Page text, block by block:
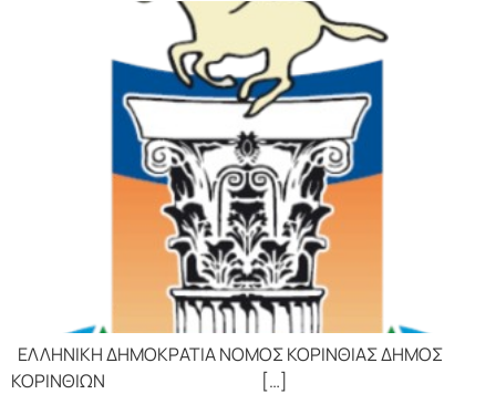
ΕΛΛΗΝΙΚΗ ΔΗΜΟΚΡΑΤΙΑ ΝΟΜΟΣ ΚΟΡΙΝΘΙΑΣ ΔΗΜΟΣ
ΚΟΡΙΝΘΙΩΝ […]